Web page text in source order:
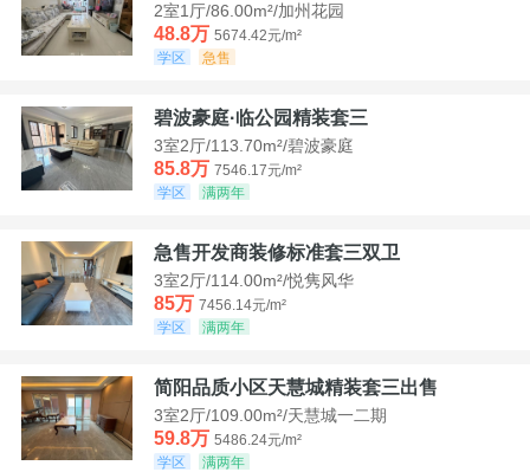
2室1厅/86.00m²/加州花园
48.8万 5674.42元/m²
学区
急售
碧波豪庭·临公园精装套三
3室2厅/113.70m²/碧波豪庭
85.8万 7546.17元/m²
学区
满两年
急售开发商装修标准套三双卫
3室2厅/114.00m²/悦隽风华
85万 7456.14元/m²
学区
满两年
简阳品质小区天慧城精装套三出售
3室2厅/109.00m²/天慧城一二期
59.8万 5486.24元/m²
学区
满两年